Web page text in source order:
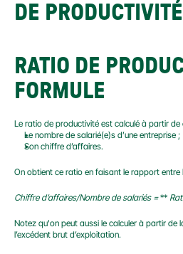
DE
RATIO DE
FORMULE
Le ratio de productivité est calculé à partir de
Le nombre de salarié(e)s d’une entreprise ;
Son chiffre d’affaires.
On obtient ce ratio en faisant le rapport entre
Chiffre d’affaires/Nombre de salariés = **
Notez qu'on peut aussi le calculer à partir de
l’excédent brut d’exploitation.